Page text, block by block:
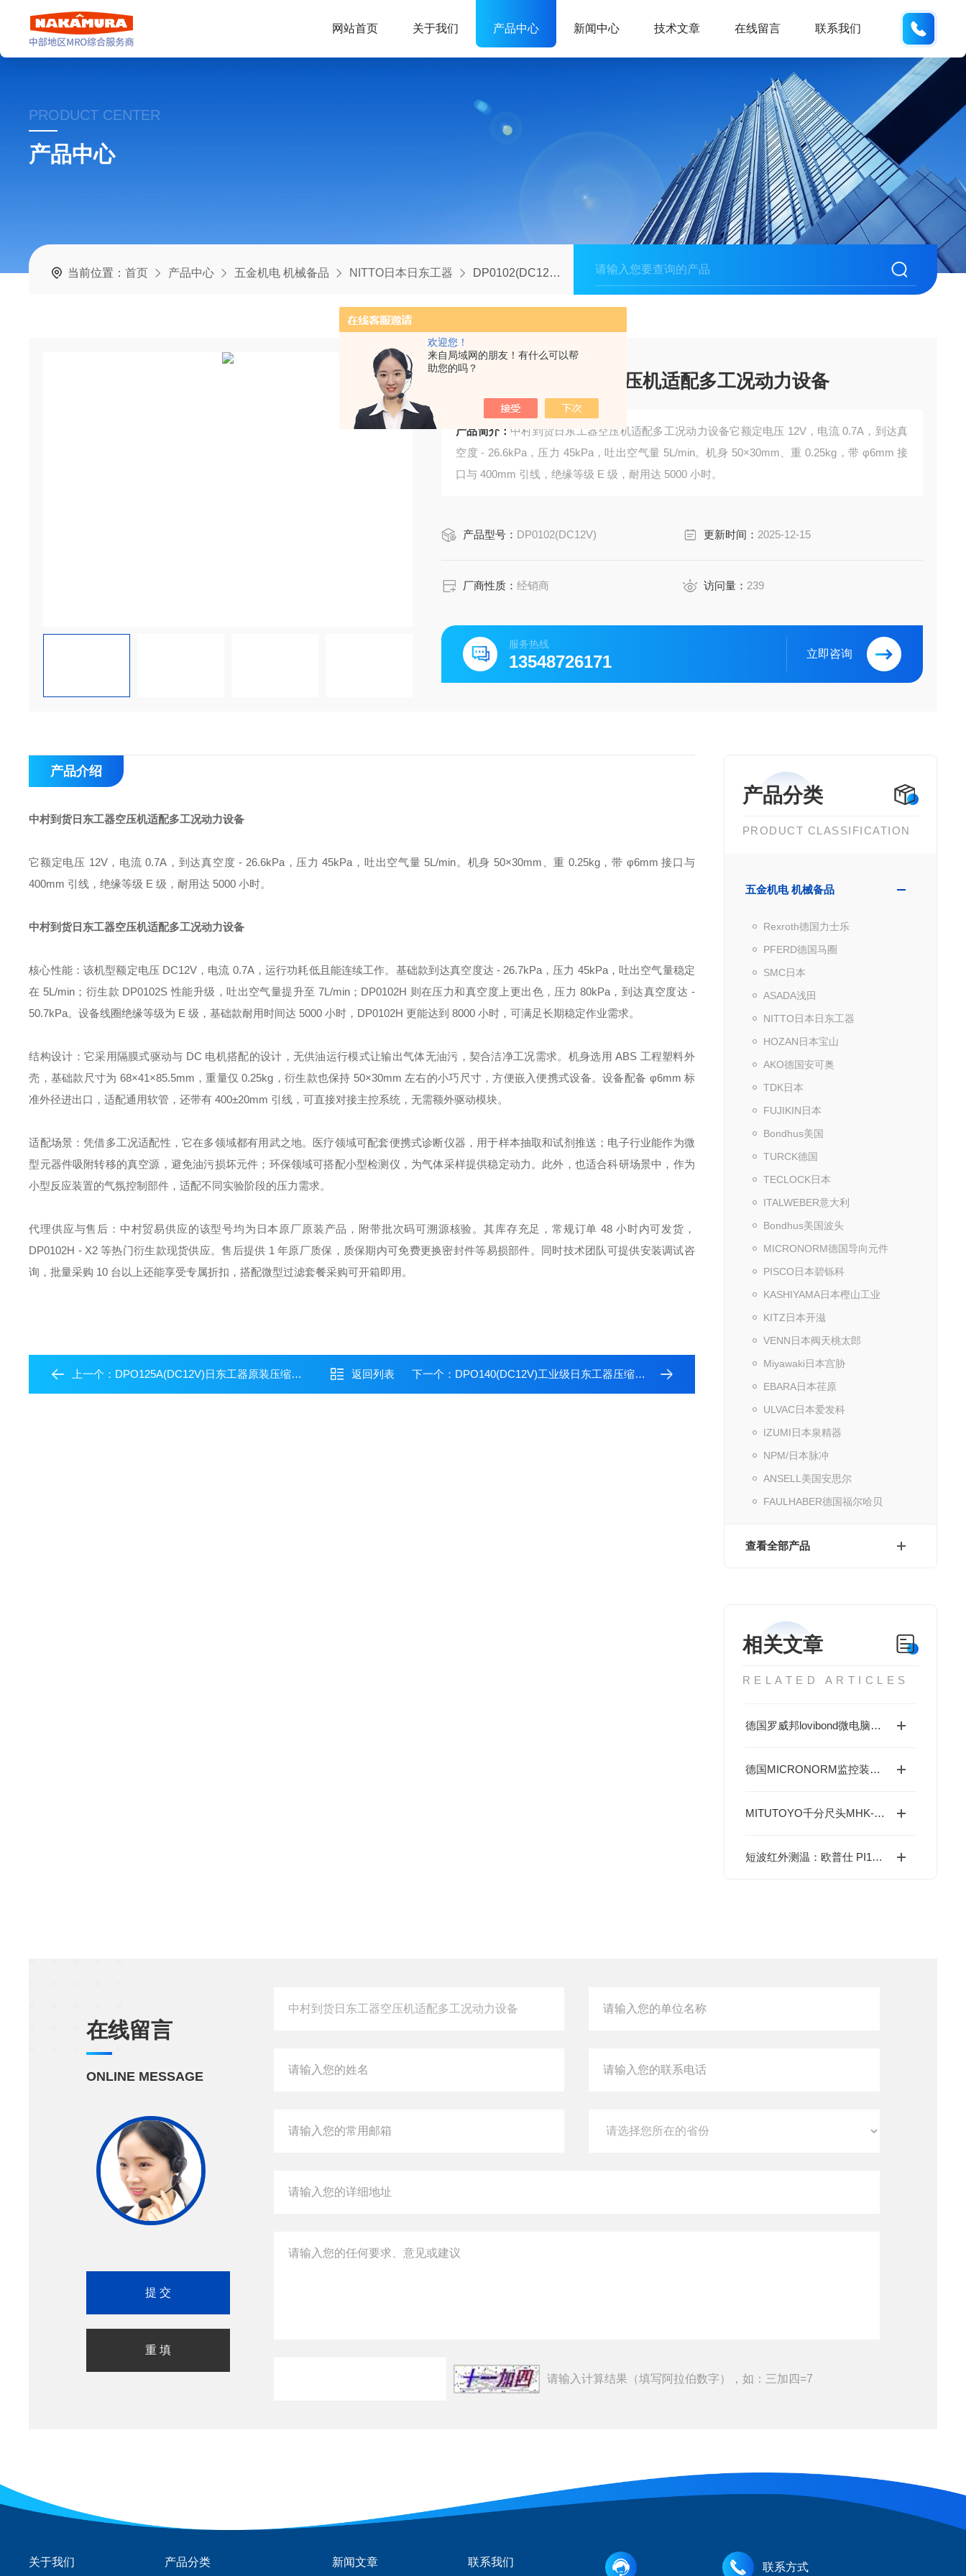
欢迎您！
来自局域网的朋友！有什么可以帮
助您的吗？
网站首页 关于我们 产品中心 新闻中心 技术文章 在线留言 联系我们
PRODUCT CENTER
产品中心
当前位置：首页 产品中心 五金机电 机械备品 NITTO日本日东工器 DP0102(DC12V)中村到货日东工器空压机适配多工况动力设备
中村到货日东工器空压机适配多工况动力设备
产品简介： 中村到货日东工器空压机适配多工况动力设备它额定电压 12V，电流 0.7A，到达真
空度 - 26.6kPa，压力 45kPa，吐出空气量 5L/min。机身 50×30mm、重 0.25kg，带 φ6mm 接
口与 400mm 引线，绝缘等级 E 级，耐用达 5000 小时。
产品型号： DP0102(DC12V) 更新时间： 2025-12-15
厂商性质：经销商 访问量： 239
服务热线
13548726171 立即咨询
产品分类
PRODUCT CLASSIFICATION
五金机电 机械备品
Rexroth德国力士乐
PFERD德国马圈
SMC日本
ASADA浅田
NITTO日本日东工器
HOZAN日本宝山
AKO德国安可奥
TDK日本
FUJIKIN日本
Bondhus美国
TURCK德国
TECLOCK日本
ITALWEBER意大利
Bondhus美国波头
MICRONORM德国导向元件
PISCO日本碧铄科
KASHIYAMA日本樫山工业
KITZ日本开滋
VENN日本阀天桃太郎
Miyawaki日本宫胁
EBARA日本荏原
ULVAC日本爱发科
IZUMI日本泉精器
NPM/日本脉冲
ANSELL美国安思尔
FAULHABER德国福尔哈贝
查看全部产品
相关文章
RELATED ARTICLES
德国罗威邦lovibond微电脑余氯-总氯-酸度-碱度-氰尿酸浓度测定仪的特点
德国MICRONORM监控装置FC-2的工作原理及特点
MITUTOYO千分尺头MHK-25R特点
短波红外测温：欧普仕 PI1M 27°×17° 工作原理解析
产品介绍
中村到货日东工器空压机适配多工况动力设备
它额定电压 12V，电流 0.7A，到达真空度 - 26.6kPa，压力 45kPa，吐出空气量 5L/min。机身 50×30mm、重 0.25kg，带 φ6mm 接口与
400mm 引线，绝缘等级 E 级，耐用达 5000 小时。
中村到货日东工器空压机适配多工况动力设备
核心性能：该机型额定电压 DC12V，电流 0.7A，运行功耗低且能连续工作。基础款到达真空度达 - 26.7kPa，压力 45kPa，吐出空气量稳定
在 5L/min；衍生款 DP0102S 性能升级，吐出空气量提升至 7L/min；DP0102H 则在压力和真空度上更出色，压力 80kPa，到达真空度达 -
50.7kPa。设备线圈绝缘等级为 E 级，基础款耐用时间达 5000 小时，DP0102H 更能达到 8000 小时，可满足长期稳定作业需求。
结构设计：它采用隔膜式驱动与 DC 电机搭配的设计，无供油运行模式让输出气体无油污，契合洁净工况需求。机身选用 ABS 工程塑料外
壳，基础款尺寸为 68×41×85.5mm，重量仅 0.25kg，衍生款也保持 50×30mm 左右的小巧尺寸，方便嵌入便携式设备。设备配备 φ6mm 标
准外径进出口，适配通用软管，还带有 400±20mm 引线，可直接对接主控系统，无需额外驱动模块。
适配场景：凭借多工况适配性，它在多领域都有用武之地。医疗领域可配套便携式诊断仪器，用于样本抽取和试剂推送；电子行业能作为微
型元器件吸附转移的真空源，避免油污损坏元件；环保领域可搭配小型检测仪，为气体采样提供稳定动力。此外，也适合科研场景中，作为
小型反应装置的气氛控制部件，适配不同实验阶段的压力需求。
代理供应与售后：中村贸易供应的该型号均为日本原厂原装产品，附带批次码可溯源核验。其库存充足，常规订单 48 小时内可发货，
DP0102H - X2 等热门衍生款现货供应。售后提供 1 年原厂质保，质保期内可免费更换密封件等易损部件。同时技术团队可提供安装调试咨
询，批量采购 10 台以上还能享受专属折扣，搭配微型过滤套餐采购可开箱即用。
上一个： DPO125A(DC12V)日东工器原装压缩机中村代理全系列型号齐全 返回列表 下一个： DPO140(DC12V)工业级日东工器压缩机中村直供性价比之选
在线留言
ONLINE MESSAGE
请输入计算结果（填写阿拉伯数字），如：三加四=7
关于我们 产品分类 新闻文章 联系我们 联系方式